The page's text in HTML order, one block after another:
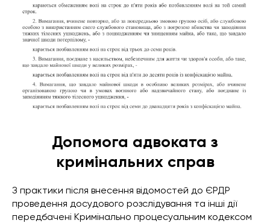
Допомога адвоката з
кримінальних справ
З практики після внесення відомостей до ЄРДР
проведення досудового розслідування та інші дії
передбачені Кримінально процесуальним кодексом